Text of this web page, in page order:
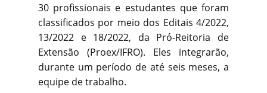
30 profissionais e estudantes que foram
classificados por meio dos Editais 4/2022,
13/2022 e 18/2022, da Pró-Reitoria de
Extensão (Proex/IFRO). Eles integrarão,
durante um período de até seis meses, a
equipe de trabalho.